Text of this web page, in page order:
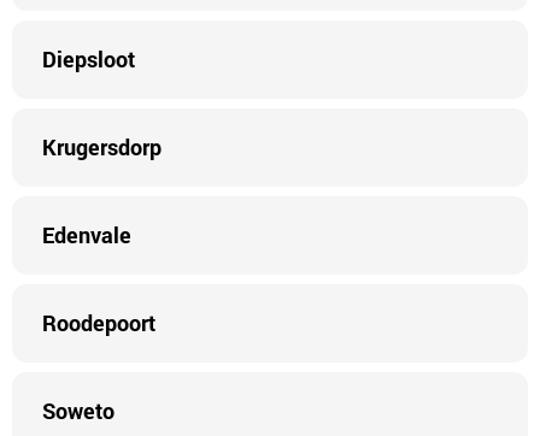
Diepsloot
Krugersdorp
Edenvale
Roodepoort
Soweto